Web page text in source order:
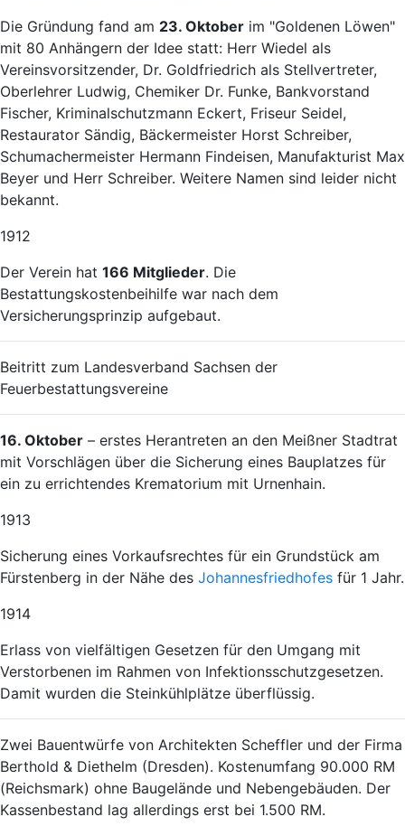
Die Gründung fand am 23. Oktober im "Goldenen Löwen"
mit 80 Anhängern der Idee statt: Herr Wiedel als
Vereinsvorsitzender, Dr. Goldfriedrich als Stellvertreter,
Oberlehrer Ludwig, Chemiker Dr. Funke, Bankvorstand
Fischer, Kriminalschutzmann Eckert, Friseur Seidel,
Restaurator Sändig, Bäckermeister Horst Schreiber,
Schumachermeister Hermann Findeisen, Manufakturist Max
Beyer und Herr Schreiber. Weitere Namen sind leider nicht
bekannt.
1912
Der Verein hat 166 Mitglieder. Die
Bestattungskostenbeihilfe war nach dem
Versicherungsprinzip aufgebaut.
Beitritt zum Landesverband Sachsen der
Feuerbestattungsvereine
16. Oktober – erstes Herantreten an den Meißner Stadtrat
mit Vorschlägen über die Sicherung eines Bauplatzes für
ein zu errichtendes Krematorium mit Urnenhain.
1913
Sicherung eines Vorkaufsrechtes für ein Grundstück am
Fürstenberg in der Nähe des Johannesfriedhofes für 1 Jahr.
1914
Erlass von vielfältigen Gesetzen für den Umgang mit
Verstorbenen im Rahmen von Infektionsschutzgesetzen.
Damit wurden die Steinkühlplätze überflüssig.
Zwei Bauentwürfe von Architekten Scheffler und der Firma
Berthold & Diethelm (Dresden). Kostenumfang 90.000 RM
(Reichsmark) ohne Baugelände und Nebengebäuden. Der
Kassenbestand lag allerdings erst bei 1.500 RM.